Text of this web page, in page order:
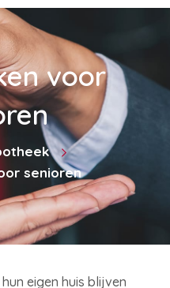
voor
senioren
eigen huis blijven